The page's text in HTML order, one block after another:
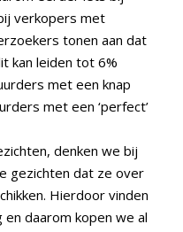
verkopers met
tonen aan dat
kan leiden tot 6%
met een knap
met een ‘perfect’
denken we bij
gezichten dat ze over
Hierdoor vinden
daarom kopen we al